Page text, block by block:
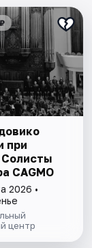
при
Солисты
CAGMO
2026 •
центр